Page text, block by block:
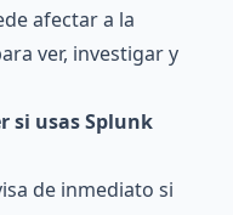
afectar a la
ver, investigar y
si usas Splunk
de inmediato si